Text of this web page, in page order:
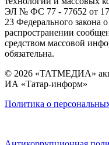
ЭЛ № ФС 77 - 77652 от
23 Федерального закона
распространении
средством массовой
обязательна.
© 2026 «ТАТМЕДИА»
ИА «Татар-информ»
Политика о